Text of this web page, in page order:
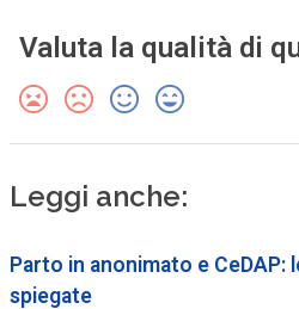
Valuta la qualità di
Leggi anche:
Parto in anonimato e CeDAP:
spiegate